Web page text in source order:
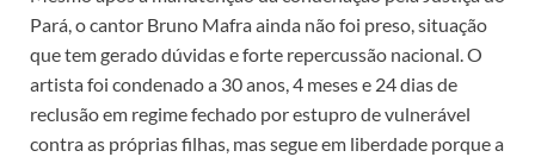
Pará, o cantor Bruno Mafra ainda não foi preso, situação
que tem gerado dúvidas e forte repercussão nacional. O
artista foi condenado a 30 anos, 4 meses e 24 dias de
reclusão em regime fechado por estupro de vulnerável
contra as próprias filhas, mas segue em liberdade porque a